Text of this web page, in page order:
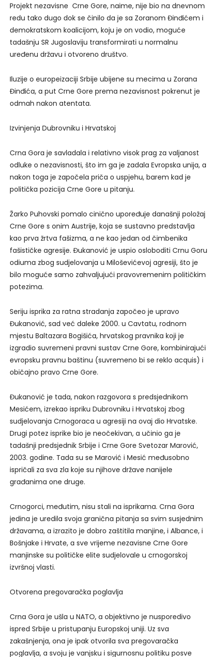
Projekt nezavisne Crne Gore, naime, nije bio na dnevnom
redu tako dugo dok se činilo da je sa Zoranom Đinđićem i
demokratskom koalicijom, koju je on vodio, moguće
tadašnju SR Jugoslaviju transformirati u normalnu
uređenu državu i otvoreno društvo.
Iluzije o europeizaciji Srbije ubijene su mecima u Zorana
Đinđića, a put Crne Gore prema nezavisnost pokrenut je
odmah nakon atentata.
Izvinjenja Dubrovniku i Hrvatskoj
Crna Gora je savladala i relativno visok prag za valjanost
odluke o nezavisnosti, što im ga je zadala Evropska unija, a
nakon toga je započela priča o uspjehu, barem kad je
politička pozicija Crne Gore u pitanju.
Žarko Puhovski pomalo cinično upoređuje današnji položaj
Crne Gore s onim Austrije, koja se sustavno predstavlja
kao prva žrtva fašizma, a ne kao jedan od čimbenika
fašističke agresije. Đukanović je uspio osloboditi Crnu Goru
odiuma zbog sudjelovanja u Miloševićevoj agresiji, što je
bilo moguće samo zahvaljujući pravovremenim političkim
potezima.
Seriju isprika za ratna stradanja započeo je upravo
Đukanović, sad već daleke 2000. u Cavtatu, rodnom
mjestu Baltazara Bogišića, hrvatskog pravnika koji je
izgradio suvremeni pravni sustav Crne Gore, kombinirajući
evropsku pravnu baštinu (suvremeno bi se reklo acquis) i
običajno pravo Crne Gore.
Đukanović je tada, nakon razgovora s predsjednikom
Mesićem, izrekao ispriku Dubrovniku i Hrvatskoj zbog
sudjelovanja Crnogoraca u agresiji na ovaj dio Hrvatske.
Drugi potez isprike bio je neočekivan, a učinio ga je
tadašnji predsjednik Srbije i Crne Gore Svetozar Marović,
2003. godine. Tada su se Marović i Mesić međusobno
ispričali za sva zla koje su njihove države nanijele
građanima one druge.
Crnogorci, međutim, nisu stali na isprikama. Crna Gora
jedina je uredila svoja granična pitanja sa svim susjednim
državama, a izrazito je dobro zaštitila manjine, i Albance, i
Bošnjake i Hrvate, a sve vrijeme nezavisne Crne Gore
manjinske su političke elite sudjelovale u crnogorskoj
izvršnoj vlasti.
Otvorena pregovaračka poglavlja
Crna Gora je ušla u NATO, a objektivno je nusporedivo
ispred Srbije u pristupanju Europskoj uniji. Uz sva
zakašnjenja, ona je ipak otvorila sva pregovaračka
poglavlja, a svoju je vanjsku i sigurnosnu politiku posve